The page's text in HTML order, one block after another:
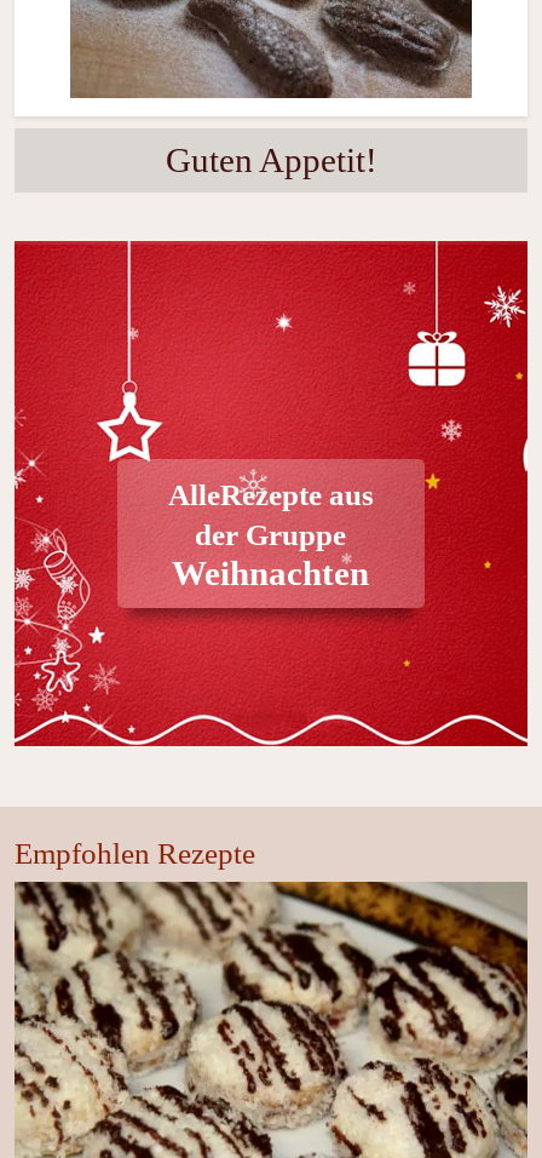
Guten Appetit!
AlleRezepte aus
der Gruppe
Weihnachten
Empfohlen Rezepte